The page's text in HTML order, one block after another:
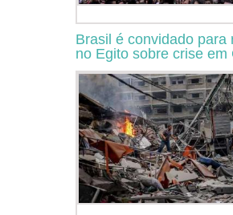
Brasil é convidado para
no Egito sobre crise em